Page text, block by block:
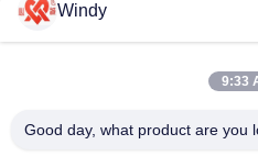
L'OIN a délivré un certificat
absorbe l'énergie
longueur remplie de mousse
polyéthylène de diamètre de
Windy
9:33
Good day, what product are you